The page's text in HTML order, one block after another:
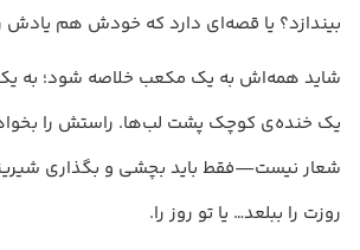
بیندازد؟ یا قصه‌ای دارد که خودش هم یادش
شاید همه‌اش به یک مکعب خلاصه شود؛ به
یک خنده‌ی کوچک پشت لب‌ها. راستش را
شعار نیست—فقط باید بچشی و بگذاری
روزت را ببلعد… یا تو روز را.